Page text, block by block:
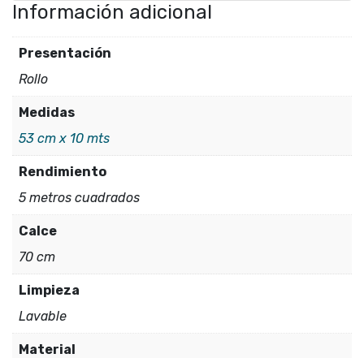
WOVEN
Información adicional
Presentación
Rollo
Medidas
53 cm x 10 mts
Rendimiento
5 metros cuadrados
Calce
70 cm
Limpieza
Lavable
Material